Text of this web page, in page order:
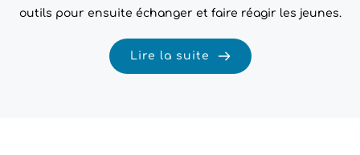
outils pour ensuite échanger et faire réagir les jeunes.
Lire la suite